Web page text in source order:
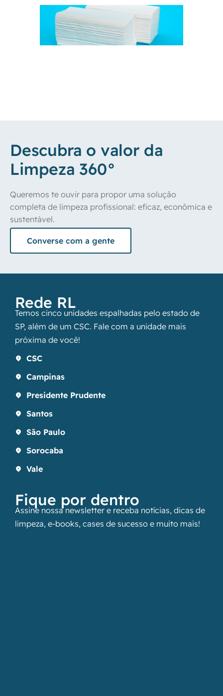
Descubra o valor da
Limpeza 360°
Queremos te ouvir para propor uma solução
completa de limpeza profissional: eficaz, econômica e
sustentável.
Converse com a gente
Rede RL
Temos cinco unidades espalhadas pelo estado de
SP, além de um CSC. Fale com a unidade mais
próxima de você!
CSC
Campinas
Presidente Prudente
Santos
São Paulo
Sorocaba
Vale
Fique por dentro
Assine nossa newsletter e receba notícias, dicas de
limpeza, e-books, cases de sucesso e muito mais!